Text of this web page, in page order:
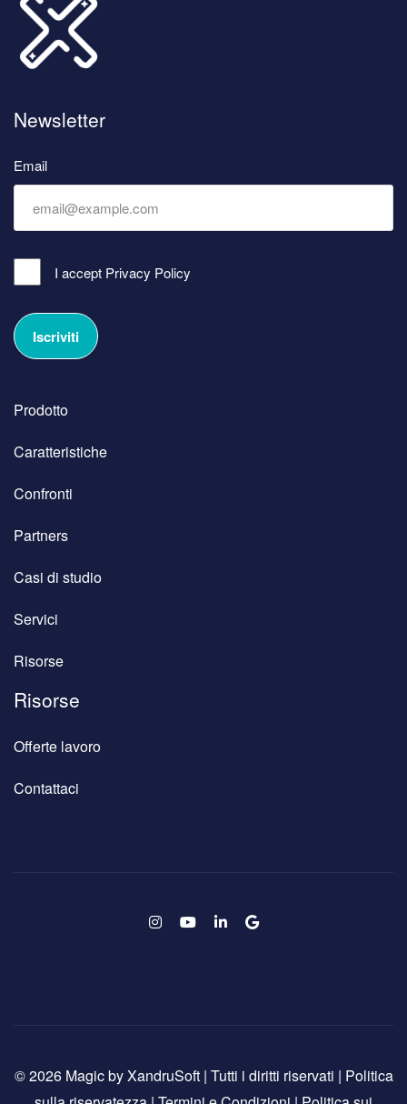
Newsletter
Email
I accept Privacy Policy
Prodotto
Caratteristiche
Confronti
Partners
Casi di studio
Servici
Risorse
Risorse
Offerte lavoro
Contattaci
© 2026 Magic by XandruSoft | Tutti i diritti riservati | Politica